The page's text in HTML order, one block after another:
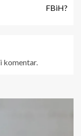
FBiH?
komentar.